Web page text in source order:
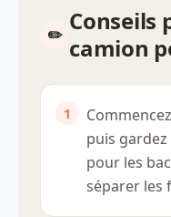
Conseils
camion
puis
pour les
séparer les